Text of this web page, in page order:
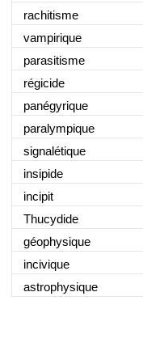
rachitisme
vampirique
parasitisme
régicide
panégyrique
paralympique
signalétique
insipide
incipit
Thucydide
géophysique
incivique
astrophysique